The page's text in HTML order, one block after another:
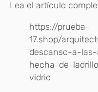
Lea el artículo
https://prueba-
17.shop/
descanso-a-
hecha-de-
vidrio